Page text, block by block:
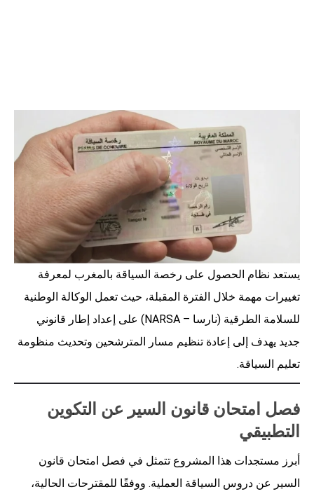
يستعد نظام الحصول على رخصة السياقة بالمغرب لمعرفة
تغييرات مهمة خلال الفترة المقبلة، حيث تعمل الوكالة الوطنية
للسلامة الطرقية (نارسا – NARSA) على إعداد إطار قانوني
جديد يهدف إلى إعادة تنظيم مسار المترشحين وتحديث منظومة
تعليم السياقة.
فصل امتحان قانون السير عن التكوين
التطبيقي
أبرز مستجدات هذا المشروع تتمثل في فصل امتحان قانون
السير عن دروس السياقة العملية. ووفقًا للمقترحات الحالية،